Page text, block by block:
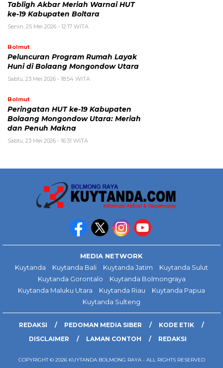
Tabligh Akbar Meriah Warnai HUT
ke-19 Kabupaten Boltara
Senin, 25 Mei 2026 - 12:17 WITA
Bolmut
Peluncuran Program Rumah Layak
Huni di Bolaang Mongondow Utara
Sabtu, 23 Mei 2026 - 18:54 WITA
Bolmut
Peringatan HUT ke-19 Kabupaten
Bolaang Mongondow Utara: Meriah
dan Penuh Makna
Sabtu, 23 Mei 2026 - 16:31 WITA
MEDIA NETWORK
Kuytanda
Kuytanda Bali Kuytanda Jatim
Kuytanda Sulut
Kuytanda Gorontalo
Kuytanda Bolmongraya
Kuytanda Maluku Utara
Kuytanda Riau
Kuytanda Papua
Kuytanda Sulteng
REDAKSI PEDOMAN MEDIA SIBER
KODE ETIK
DISCLAIMER
LAMAN CONTOH REDAKSI
COPYRIGHT © 2026 KUYTANDA BOLMONG RAYA - ALL RIGHTS RESERVED